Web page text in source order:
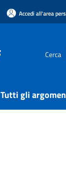
Accedi all'area
Cerca
Tutti gli